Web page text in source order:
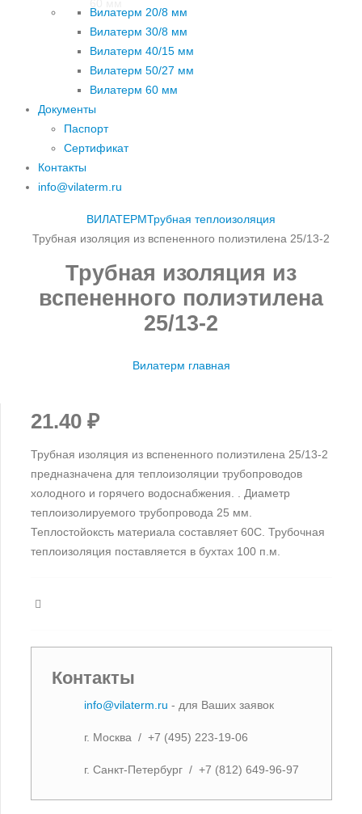
Вилатерм 20/8 мм
Вилатерм 30/8 мм
Вилатерм 40/15 мм
Вилатерм 50/27 мм
Вилатерм 60 мм
Документы
Паспорт
Сертификат
Контакты
info@vilaterm.ru
ВИЛАТЕРМТрубная теплоизоляция
Трубная изоляция из вспененного полиэтилена 25/13-2
Трубная изоляция из
вспененного полиэтилена
25/13-2
Вилатерм главная
21.40₽
Трубная изоляция из вспененного полиэтилена 25/13-2
предназначена для теплоизоляции трубопроводов
холодного и горячего водоснабжения. . Диаметр
теплоизолируемого трубопровода 25 мм.
Теплостойоксть материала составляет 60С. Трубочная
теплоизоляция поставляется в бухтах 100 п.м.
Контакты
info@vilaterm.ru - для Ваших заявок
г. Москва / +7 (495) 223-19-06
г. Санкт-Петербург / +7 (812) 649-96-97